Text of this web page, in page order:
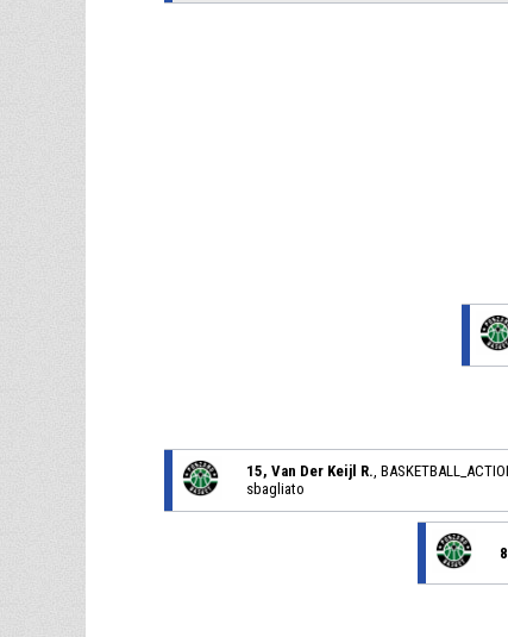
15, Van Der Keijl R. ,
sbagliato